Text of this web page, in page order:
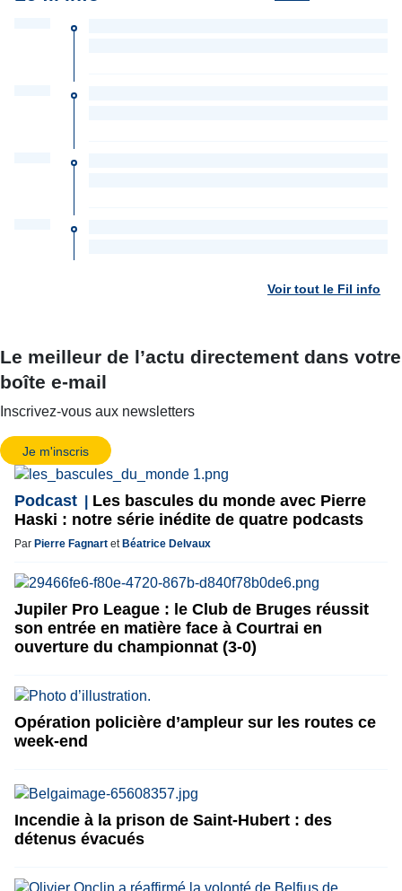
Voir tout le Fil info
Le meilleur de l’actu directement dans votre
boîte e-mail
Inscrivez-vous aux newsletters
Je m'inscris
Podcast
Les bascules du monde avec Pierre
Haski : notre série inédite de quatre podcasts
Par Pierre Fagnart et Béatrice Delvaux
Jupiler Pro League : le Club de Bruges réussit
son entrée en matière face à Courtrai en
ouverture du championnat (3-0)
Opération policière d’ampleur sur les routes ce
week-end
Incendie à la prison de Saint-Hubert : des
détenus évacués